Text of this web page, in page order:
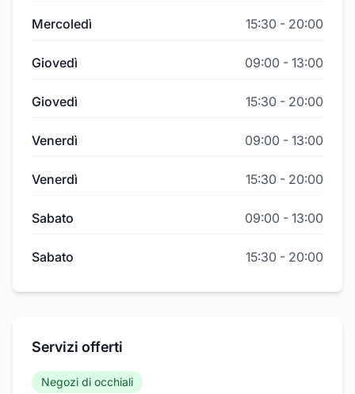
Mercoledì 15:30 - 20:00
Giovedì 09:00 - 13:00
Giovedì 15:30 - 20:00
Venerdì 09:00 - 13:00
Venerdì 15:30 - 20:00
Sabato 09:00 - 13:00
Sabato 15:30 - 20:00
Servizi offerti
Negozi di occhiali